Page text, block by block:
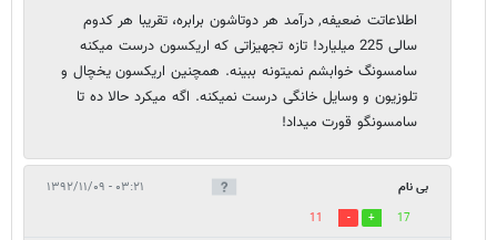
اطلاعاتت ضعیفه, درآمد هر دوتاشون برابره، تقریبا هر کدوم
سالی 225 میلیارد! تازه تجهیزاتی که اریکسون درست میکنه
سامسونگ خوابشم نمیتونه ببینه. همچنین اریکسون یخچال و
تلوزیون و وسایل خانگی درست نمیکنه. اگه میکرد حالا ده تا
سامسونگو قورت میداد!
بی نام ۰۳:۲۱ - ۱۳۹۲/۱۱/۰۹
17
11